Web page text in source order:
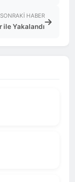
SONRAKI HABER
ile Yakalandı